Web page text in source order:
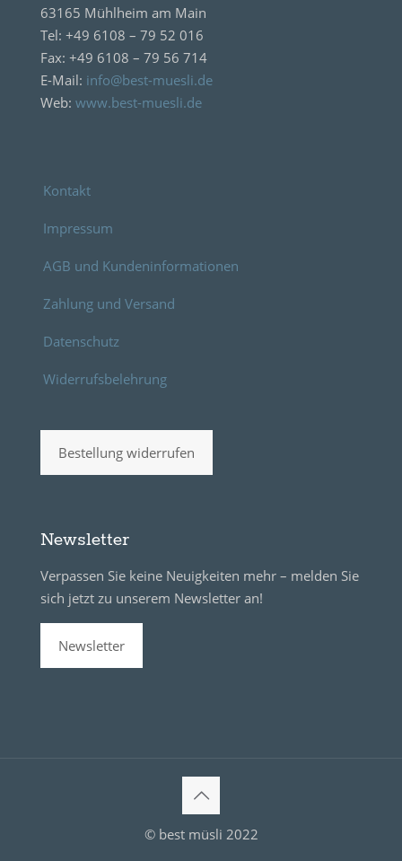
63165 Mühlheim am Main
Tel: +49 6108 – 79 52 016
Fax: +49 6108 – 79 56 714
E-Mail: info@best-muesli.de
Web: www.best-muesli.de
Kontakt
Impressum
AGB und Kundeninformationen
Zahlung und Versand
Datenschutz
Widerrufsbelehrung
Bestellung widerrufen
Newsletter
Verpassen Sie keine Neuigkeiten mehr – melden Sie
sich jetzt zu unserem Newsletter an!
Newsletter
© best müsli 2022